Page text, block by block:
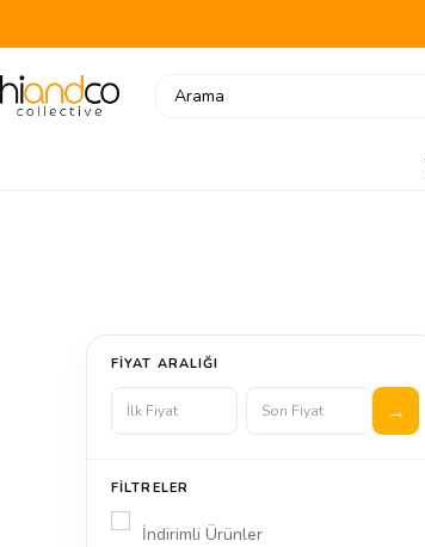
FIYAT ARALIĞI
FILTRELER
İndirimli Ürünler